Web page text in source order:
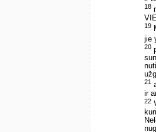
18
19
jie
20
21
ir
22